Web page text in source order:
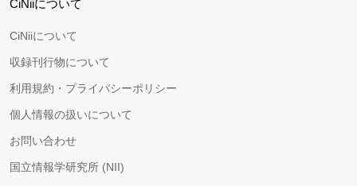
CiNiiについて
CiNiiについて
収録刊行物について
利用規約・プライバシーポリシー
個人情報の扱いについて
お問い合わせ
国立情報学研究所 (NII)